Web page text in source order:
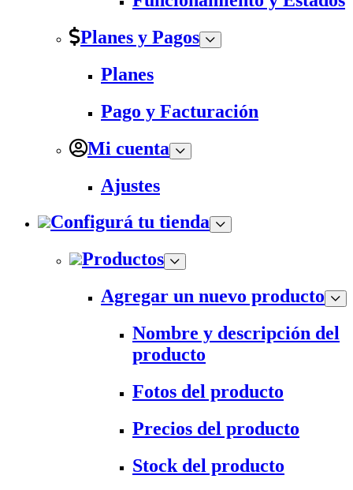
Planes y Pagos
Planes
Pago y Facturación
Mi cuenta
Ajustes
Configurá tu tienda
Productos
Agregar un nuevo producto
Nombre y descripción del
producto
Fotos del producto
Precios del producto
Stock del producto